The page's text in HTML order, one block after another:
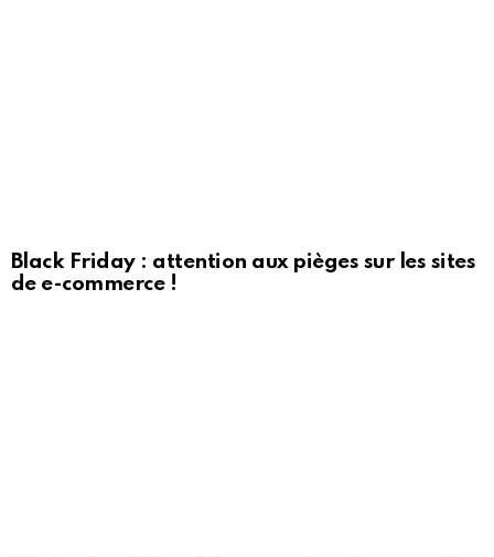
Black Friday : attention aux pièges sur les sites
de e-commerce !